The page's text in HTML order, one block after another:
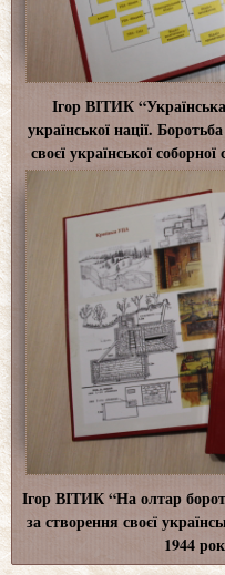
Ігор ВІТИК
української нації.
своєї української
Ігор ВІТИК “На олтар
за створення своєї
1944